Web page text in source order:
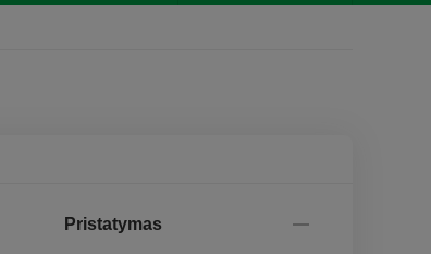
Pristatymas